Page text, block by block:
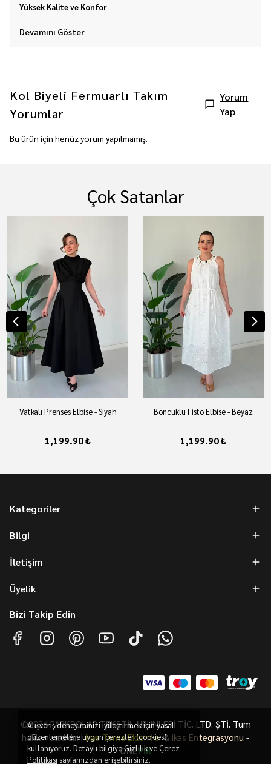
Alışveriş deneyiminizi iyileştirmek için yasal
düzenlemelere uygun çerezler (cookies)
kullanıyoruz. Detaylı bilgiyeGizlilik ve Çerez
Politikası sayfamızdan erişebilirsiniz.
Yüksek Kalite ve Konfor
Devamını Göster
Kol Biyeli Fermuarlı Takım
Yorumlar
Yorum
Yap
Bu ürün için henüz yorum yapılmamış.
Çok Satanlar
Vatkalı Prenses Elbise - Siyah
1,199.90 ₺
Boncuklu Fisto Elbise - Beyaz
1,199.90 ₺
Kategoriler
Bilgi
İletişim
Üyelik
Bizi Takip Edin
©2026 PARKDOLAP TEKSTİL ÜRÜNLERİ TİC. LTD. ŞTİ. Tüm
hakları saklıdır. |ikas Tema Eklentisi& ikas Entegrasyonu -
ONEPiR